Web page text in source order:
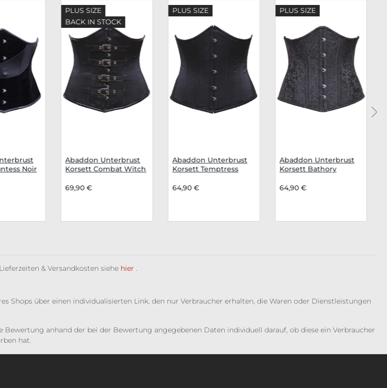
5 Sternen
Noir
PLUS SIZE
BACK IN STOCK
Abaddon Unterbrust
Korsett Combat Witch
69,90 €
PLUS SIZE
Abaddon Unterbrust
Korsett Temptress
64,90 €
PLUS SIZE
Abaddon Unterbrust
Korsett Bathory
64,90 €
& Versandkosten siehe hier .
Shops über einen individualisierten Link, den nur Verbraucher erhalten, die Waren oder Dienstleistungen
anhand der bei der Bewertung angegebenen Daten individuell darauf, ob diese ein Verbraucher
hat.